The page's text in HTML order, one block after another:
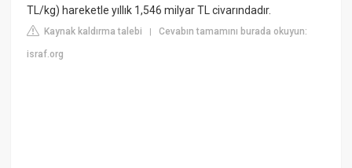
TL/kg) hareketle yıllık 1,546 milyar TL civarındadır.
Kaynak kaldırma talebi |Cevabın tamamını burada okuyun:
israf.org